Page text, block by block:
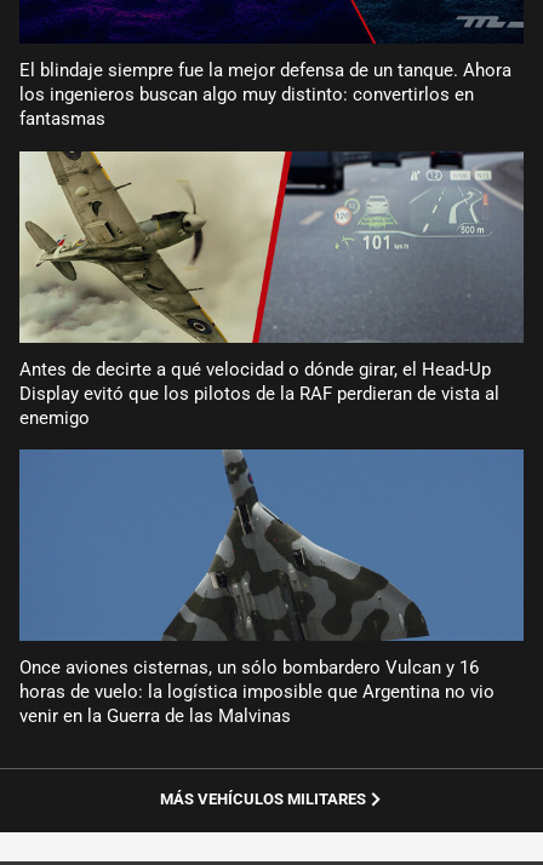
El blindaje siempre fue la mejor defensa de un tanque. Ahora
los ingenieros buscan algo muy distinto: convertirlos en
fantasmas
Antes de decirte a qué velocidad o dónde girar, el Head-Up
Display evitó que los pilotos de la RAF perdieran de vista al
enemigo
Once aviones cisternas, un sólo bombardero Vulcan y 16
horas de vuelo: la logística imposible que Argentina no vio
venir en la Guerra de las Malvinas
MÁS VEHÍCULOS MILITARES